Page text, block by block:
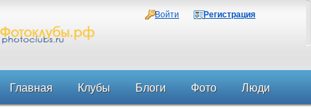
Войти Регистрация
Главная Клубы Блоги Фото Люди